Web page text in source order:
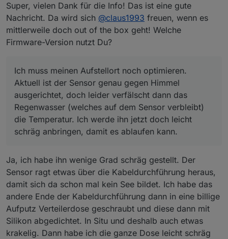
Super, vielen Dank für die Info! Das ist eine gute
Nachricht. Da wird sich @claus1993 freuen, wenn es
mittlerweile doch out of the box geht! Welche
Firmware-Version nutzt Du?
Ich muss meinen Aufstellort noch optimieren.
Aktuell ist der Sensor genau gegen Himmel
ausgerichtet, doch leider verfälscht dann das
Regenwasser (welches auf dem Sensor verbleibt)
die Temperatur. Ich werde ihn jetzt doch leicht
schräg anbringen, damit es ablaufen kann.
Ja, ich habe ihn wenige Grad schräg gestellt. Der
Sensor ragt etwas über die Kabeldurchführung heraus,
damit sich da schon mal kein See bildet. Ich habe das
andere Ende der Kabeldurchführung dann in eine billige
Aufputz Verteilerdose geschraubt und diese dann mit
Silikon abgedichtet. In Situ und deshalb auch etwas
krakelig. Dann habe ich die ganze Dose leicht schräg